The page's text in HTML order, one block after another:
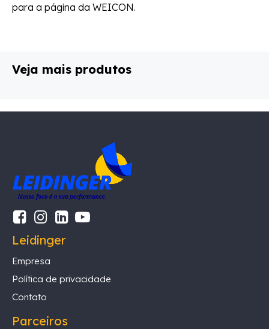
para a página da WEICON.
Veja mais produtos
Leidinger
Empresa
Política de privacidade
Contato
Parceiros